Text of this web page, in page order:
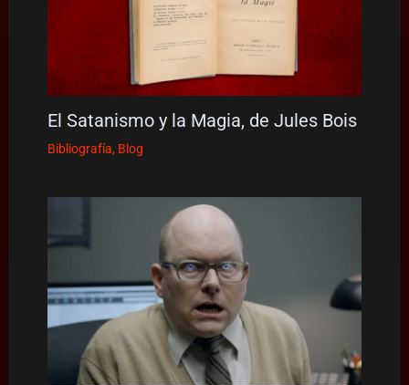
El Satanismo y la Magia, de Jules Bois
Bibliografía, Blog